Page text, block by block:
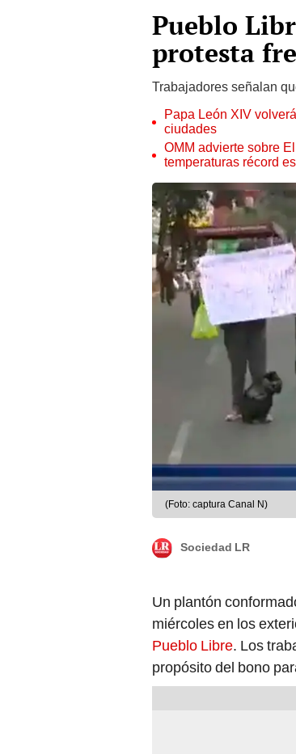
Pueblo
protesta
Trabajadores señalan
Papa León XIV
ciudades
OMM advierte sobre
temperaturas récord
(Foto: captura Canal N)
Sociedad LR
Un plantón
miércoles en los
Pueblo Libre. Los
propósito del bono